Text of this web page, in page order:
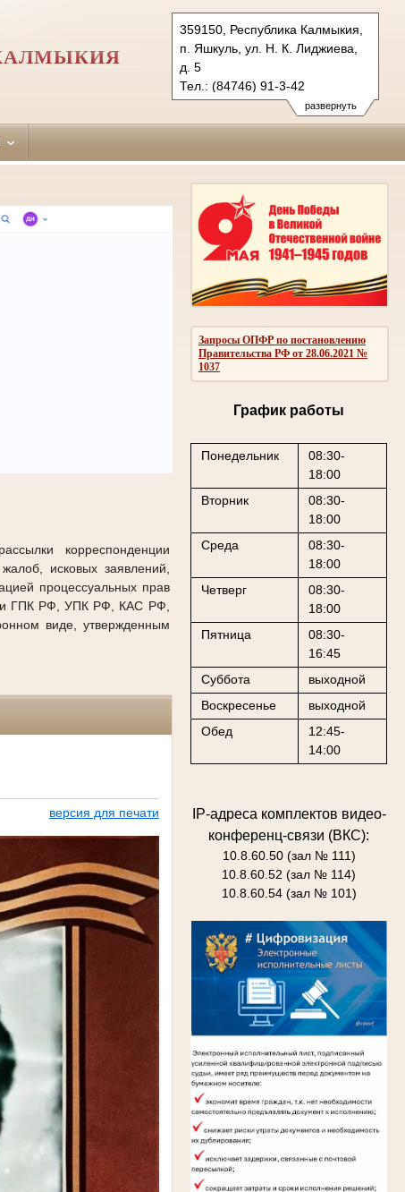
развернуть
359150, Республика Калмыкия,
п. Яшкуль, ул. Н. К. Лиджиева,
д. 5
Тел.: (84746) 91-3-42
yashkulsky.kalm@sudrf.ru
Запросы ОПФР по постановлению
Правительства РФ от 28.06.2021 №
1037
График работы
Понедельник
08:30-
18:00
Вторник
08:30-
18:00
Среда
08:30-
18:00
Четверг
08:30-
18:00
Пятница
08:30-
16:45
Суббота
выходной
Воскресенье
выходной
Обед
12:45-
14:00
IP-адреса комплектов видео-
конференц-связи (ВКС):
10.8.60.50 (зал № 111)
10.8.60.52 (зал № 114)
10.8.60.54 (зал № 101)
корреспонденции
исковых заявлений,
процессуальных прав
ГПК РФ, УПК РФ, КАС РФ,
виде, утвержденным
версия для печати